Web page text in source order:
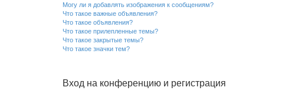
Могу ли я добавлять изображения к сообщениям?
Что такое важные объявления?
Что такое объявления?
Что такое прилепленные темы?
Что такое закрытые темы?
Что такое значки тем?
Вход на конференцию и регистрация